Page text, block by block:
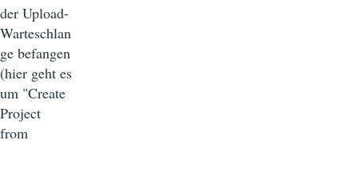
der Upload-
Warteschlan
ge befangen
(hier geht es
um "Create
Project
from